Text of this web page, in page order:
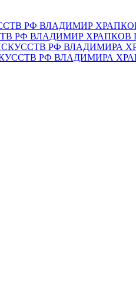
РФ ВЛАДИМИР
РФ ВЛАДИМИРА